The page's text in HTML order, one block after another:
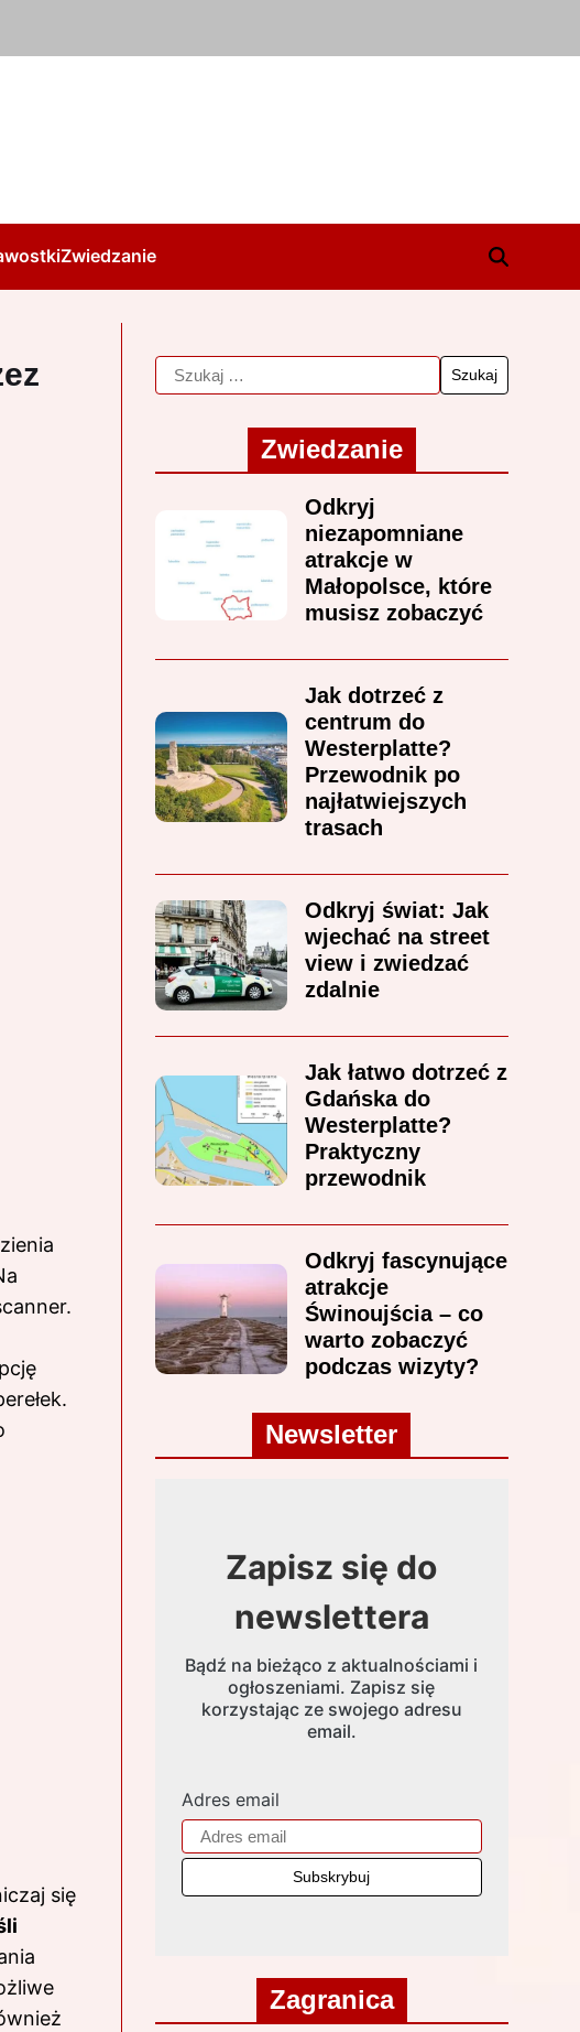
Zwiedzanie
się
Zwiedzanie
Odkryj
niezapomniane
atrakcje w
Małopolsce, które
musisz zobaczyć
Jak dotrzeć z
centrum do
Westerplatte?
Przewodnik po
najłatwiejszych
trasach
Odkryj świat: Jak
wjechać na street
view i zwiedzać
zdalnie
Jak łatwo dotrzeć z
Gdańska do
Westerplatte?
Praktyczny
przewodnik
Odkryj fascynujące
atrakcje
Świnoujścia – co
warto zobaczyć
podczas wizyty?
Newsletter
Zapisz się do
newslettera
Bądź na bieżąco z aktualnościami i
ogłoszeniami. Zapisz się
korzystając ze swojego adresu
email.
Adres email
Zagranica